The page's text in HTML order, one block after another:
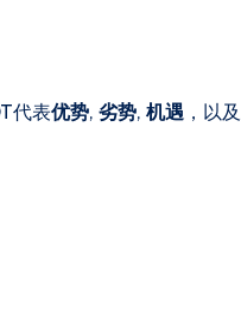
代表优势, 劣势, 机遇 ，以及